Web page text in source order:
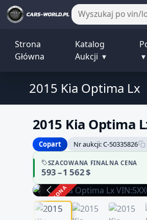
Strona
Główna
Katalog
Aukcji ▾
▾
2015 Kia Optima Lx
2015 Kia Optima
Copart
Nr aukcji: C-50335826
SZACOWANA FINALNA CENA
593 – 1 562 $
ZAKOŃCZONA